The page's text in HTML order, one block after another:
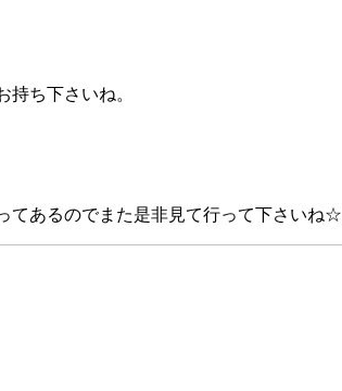
ち下さいね。
てあるのでまた是非見て行って下さいね☆